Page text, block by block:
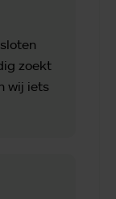
zoekt
wij iets